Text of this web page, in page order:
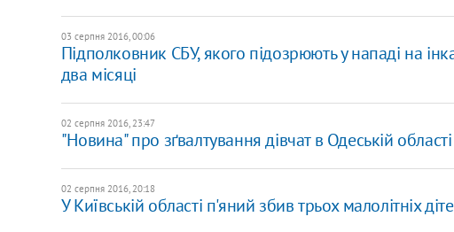
03 серпня 2016, 00:06
Підполковник СБУ, якого підозрюють у нападі на
два місяці
02 серпня 2016, 23:47
"Новина" про зґвалтування дівчат в Одеській
02 серпня 2016, 20:18
У Київській області п'яний збив трьох малолітніх